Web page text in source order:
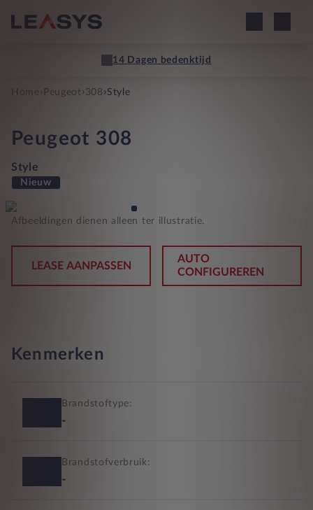
14 Dagen bedenktijd
Home Peugeot › 308 ›Style
Peugeot 308
Style
Nieuw
Afbeeldingen dienen alleen ter illustratie.
LEASE AANPASSEN
AUTO
CONFIGUREREN
Kenmerken
Brandstoftype:
-
Brandstofverbruik:
-